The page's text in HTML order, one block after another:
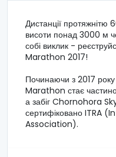
Дистанції протяжнітю
висоти понад 3000 м
собі виклик -
Marathon 2017!
Починаючи з 2017
Marathon стає
а забіг Chornohora
сертифіковано ITRA
Association).